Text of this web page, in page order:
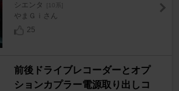
シエンタ
やまＧｉさん
25
前後ドライブレコーダーとオプ
ションカプラー電源取り出しコ